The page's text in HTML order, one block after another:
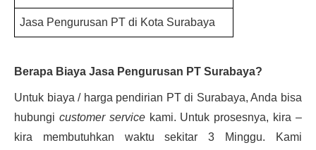
Jasa Pengurusan PT di Kota Surabaya
Berapa Biaya Jasa Pengurusan PT Surabaya?
Untuk biaya / harga pendirian PT di Surabaya, Anda bisa
hubungi customer servicekami. Untuk prosesnya, kira –
kira membutuhkan waktu sekitar 3 Minggu. Kami